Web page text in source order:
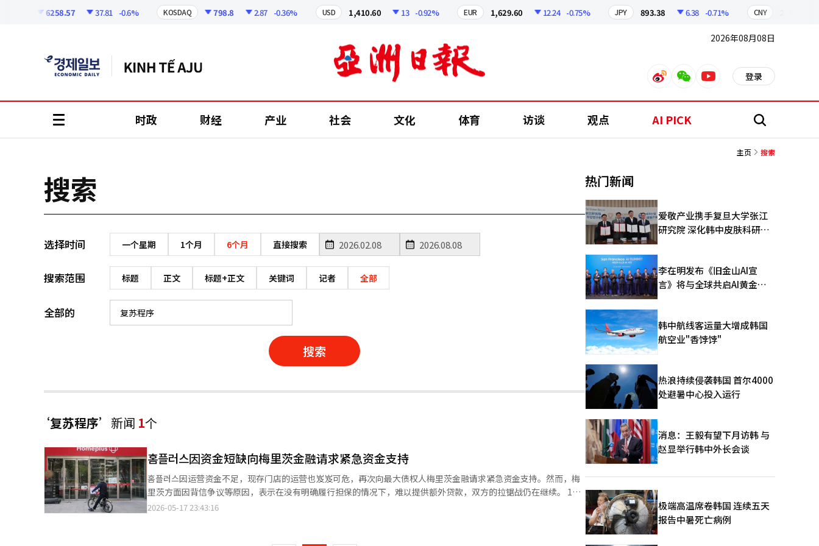
6258.57 37.81 -0.6% KOSDAQ 798.8 2.87 -0.36% USD 1,410.60 13 -0.92% EUR 1,629.60 12.24 -0.75% JPY 893.38 6.38 -0.71% CNY
2026年08月08日
weiboweixinyoutube 登录
时政 财经 产业 社会 文化 体育 访谈 观点 AI PICK 搜
主页 搜索
搜索
选择时间 一个星期 1个月 6个月 直接搜索
搜索范围 标题 正文 标题+正文 关键词 记者 全部
全部的
搜索
‘复苏程序’ 新闻 1个
홈플러스因资金短缺向梅里茨金融请求紧急资金支持
홈플러스因运营资金不足，现存门店的运营也岌岌可危，再次向最大债权人梅里茨金融请求紧急资金支持。然而，梅
里茨方面因背信争议等原因，表示在没有明确履行担保的情况下，难以提供额外贷款，双方的拉锯战仍在继续。 17
日，홈플러스在声明中表示：“梅里茨已将大部分主要资产以担保信托的形式锁定，因此无法自行筹集运营资
2026-05-17 23:43:16
热门新闻
爱敬产业携手复旦大学张江
研究院 深化韩中皮肤科研合
李在明发布《旧金山AI宣
言》将与全球共启AI黄金时
韩中航线客运量大增成韩国
航空业"香饽饽"
热浪持续侵袭韩国 首尔4000
处避暑中心投入运行
消息：王毅有望下月访韩 与
赵显举行韩中外长会谈
极端高温席卷韩国 连续五天
报告中暑死亡病例